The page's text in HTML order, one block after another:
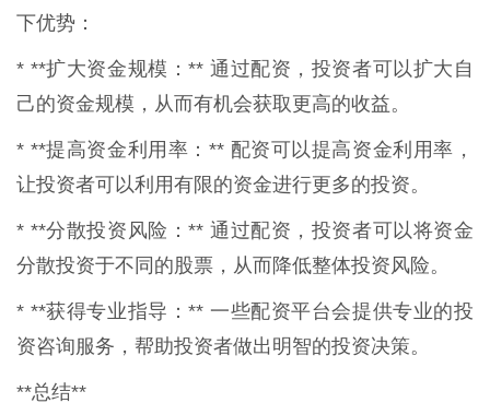
下优势：
* **扩大资金规模：** 通过配资，投资者可以扩大自
己的资金规模，从而有机会获取更高的收益。
* **提高资金利用率：** 配资可以提高资金利用率，
让投资者可以利用有限的资金进行更多的投资。
* **分散投资风险：** 通过配资，投资者可以将资金
分散投资于不同的股票，从而降低整体投资风险。
* **获得专业指导：** 一些配资平台会提供专业的投
资咨询服务，帮助投资者做出明智的投资决策。
**总结**